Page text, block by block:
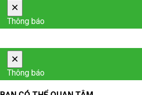
×
Thông báo
×
Thông báo